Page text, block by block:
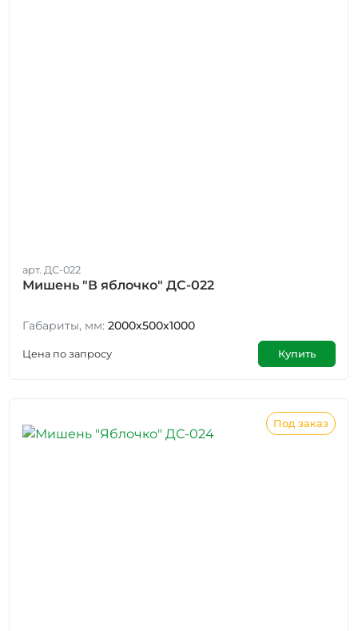
арт. ДС-022
Мишень "В яблочко" ДС-022
Габариты, мм: 2000х500х1000
Цена по запросу Купить
Под заказ